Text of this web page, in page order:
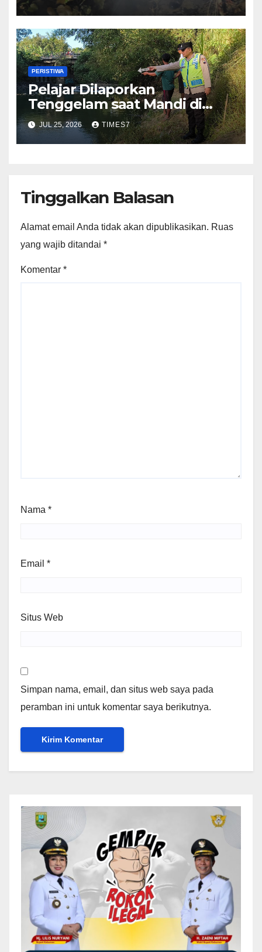
Masih Diselidiki
PERISTIWA
Pelajar Dilaporkan
Tenggelam saat Mandi di
Sungai Kedungbener
Kebumen
JUL 25, 2026 TIMES7
Tinggalkan Balasan
Alamat email Anda tidak akan dipublikasikan. Ruas
yang wajib ditandai *
Komentar *
Nama *
Email *
Situs Web
Simpan nama, email, dan situs web saya pada
peramban ini untuk komentar saya berikutnya.